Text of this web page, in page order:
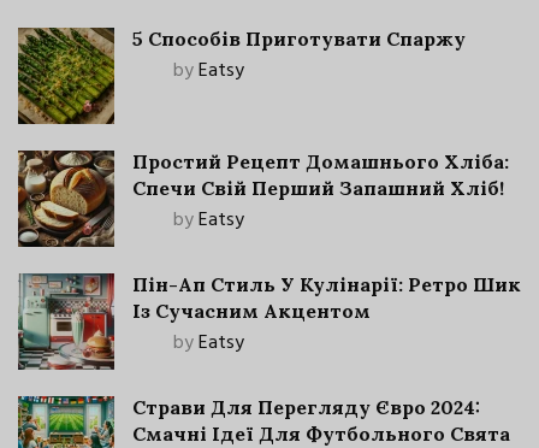
5 Способів Приготувати Спаржу
byEatsy
Простий Рецепт Домашнього Хліба:
Спечи Свій Перший Запашний Хліб!
byEatsy
Пін-Ап Стиль У Кулінарії: Ретро Шик
Із Сучасним Акцентом
byEatsy
Страви Для Перегляду Євро 2024:
Смачні Ідеї Для Футбольного Свята